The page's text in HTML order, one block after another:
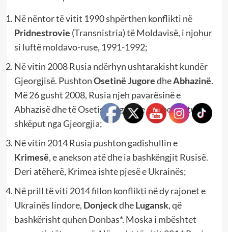
Në nëntor të vitit 1990 shpërthen konflikti në
Pridnestrovie (Transnistria) të Moldavisë, i njohur
si luftë moldavo-ruse, 1991-1992;
Në vitin 2008 Rusia ndërhyn ushtarakisht kundër
Gjeorgjisë. PushtonOsetinë JugoredheAbhazinë.
Më 26 gusht 2008, Rusia njeh pavarësinë e
Abhazisë dhe të Osetisë Jugore, e cila po ashtu u
shkëput nga Gjeorgjia;
Në vitin 2014 Rusia pushton gadishullin e
Krimesë, e anekson atë dhe ia bashkëngjit Rusisë.
Deri atëherë, Krimea ishte pjesë e Ukrainës;
Në prill të viti 2014 fillon konflikti në dy rajonet e
Ukrainës lindore, DonjeckdheLugansk, që
bashkërisht quhen Donbas*. Moska i mbështet